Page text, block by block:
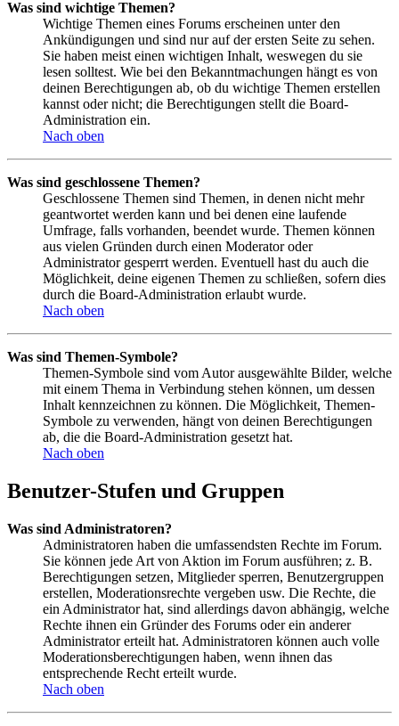
Was sind wichtige Themen?
Wichtige Themen eines Forums erscheinen unter den
Ankündigungen und sind nur auf der ersten Seite zu sehen.
Sie haben meist einen wichtigen Inhalt, weswegen du sie
lesen solltest. Wie bei den Bekanntmachungen hängt es von
deinen Berechtigungen ab, ob du wichtige Themen erstellen
kannst oder nicht; die Berechtigungen stellt die Board-
Administration ein.
Nach oben
Was sind geschlossene Themen?
Geschlossene Themen sind Themen, in denen nicht mehr
geantwortet werden kann und bei denen eine laufende
Umfrage, falls vorhanden, beendet wurde. Themen können
aus vielen Gründen durch einen Moderator oder
Administrator gesperrt werden. Eventuell hast du auch die
Möglichkeit, deine eigenen Themen zu schließen, sofern dies
durch die Board-Administration erlaubt wurde.
Nach oben
Was sind Themen-Symbole?
Themen-Symbole sind vom Autor ausgewählte Bilder, welche
mit einem Thema in Verbindung stehen können, um dessen
Inhalt kennzeichnen zu können. Die Möglichkeit, Themen-
Symbole zu verwenden, hängt von deinen Berechtigungen
ab, die die Board-Administration gesetzt hat.
Nach oben
Benutzer-Stufen und Gruppen
Was sind Administratoren?
Administratoren haben die umfassendsten Rechte im Forum.
Sie können jede Art von Aktion im Forum ausführen; z. B.
Berechtigungen setzen, Mitglieder sperren, Benutzergruppen
erstellen, Moderationsrechte vergeben usw. Die Rechte, die
ein Administrator hat, sind allerdings davon abhängig, welche
Rechte ihnen ein Gründer des Forums oder ein anderer
Administrator erteilt hat. Administratoren können auch volle
Moderationsberechtigungen haben, wenn ihnen das
entsprechende Recht erteilt wurde.
Nach oben